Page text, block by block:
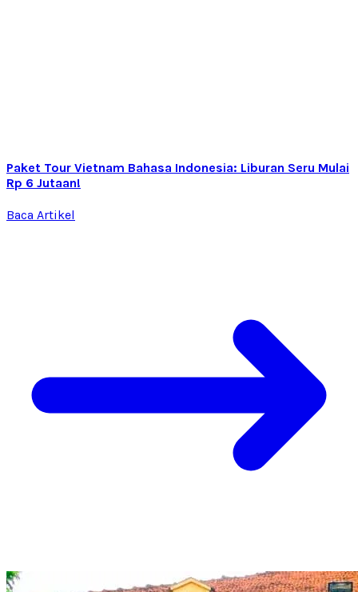
Paket Tour Vietnam Bahasa Indonesia: Liburan Seru Mulai
Rp 6 Jutaan!
Baca Artikel